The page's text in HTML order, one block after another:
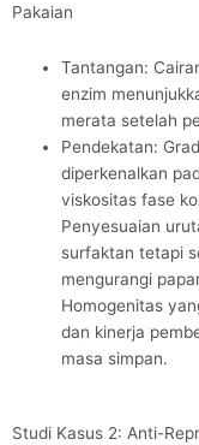
Pakaian
Tantangan:
enzim
merata setelah
Pendekatan:
diperkenalkan
viskositas fase
Penyesuaian
surfaktan tetapi
mengurangi
Homogenitas
dan kinerja
masa simpan.
Studi Kasus 2: Anti-